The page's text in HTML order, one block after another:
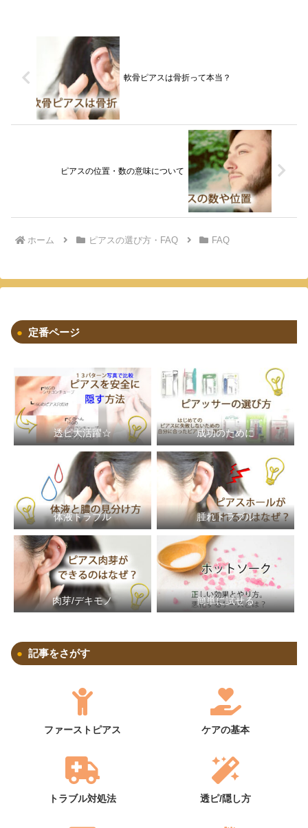
軟骨ピアスは骨折って本当？
ピアスの位置・数の意味について
ホーム ピアスの選び方・FAQ FAQ
定番ページ
透ピ大活躍☆ 成功のために
体液トラブル 腫れトラブル
肉芽/デキモノ 簡単に試せる
記事をさがす
ファーストピアス ケアの基本
トラブル対処法 透ピ/隠し方